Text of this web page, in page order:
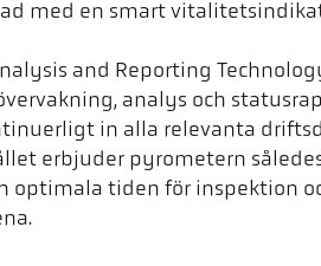
med en smart
and Reporting
analys och
in alla relevanta
erbjuder pyrometern
optimala tiden för inspektion